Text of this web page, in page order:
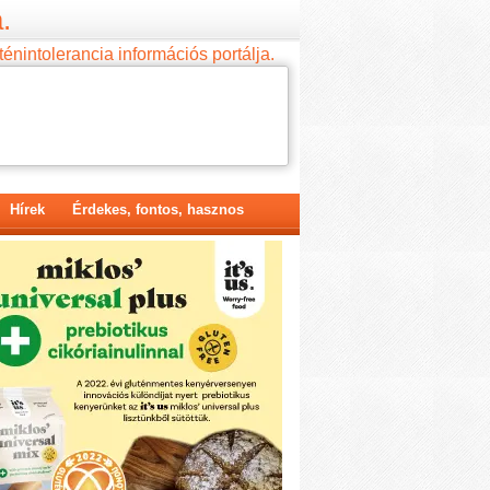
információs portálja.
Hírek Érdekes, fontos, hasznos